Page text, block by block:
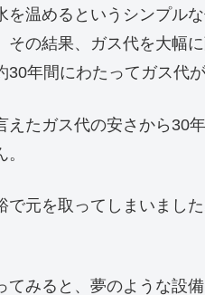
を温めるというシンプル
その結果、ガス代を大幅
30年間にわたってガス代
えたガス代の安さから30
で元を取ってしまいまし
てみると、夢のような設